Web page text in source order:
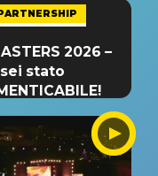
2026 –
sei stato